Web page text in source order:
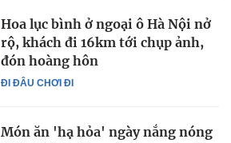
ĐI ĐÂU CHƠI ĐI
Hoa lục bình ở ngoại ô Hà Nội nở
rộ, khách đi 16km tới chụp ảnh,
đón hoàng hôn
Món ăn 'hạ hỏa' ngày nắng nóng